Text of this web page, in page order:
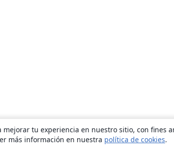
mejorar tu experiencia en nuestro sitio, con
más información en nuestra política de cookies.